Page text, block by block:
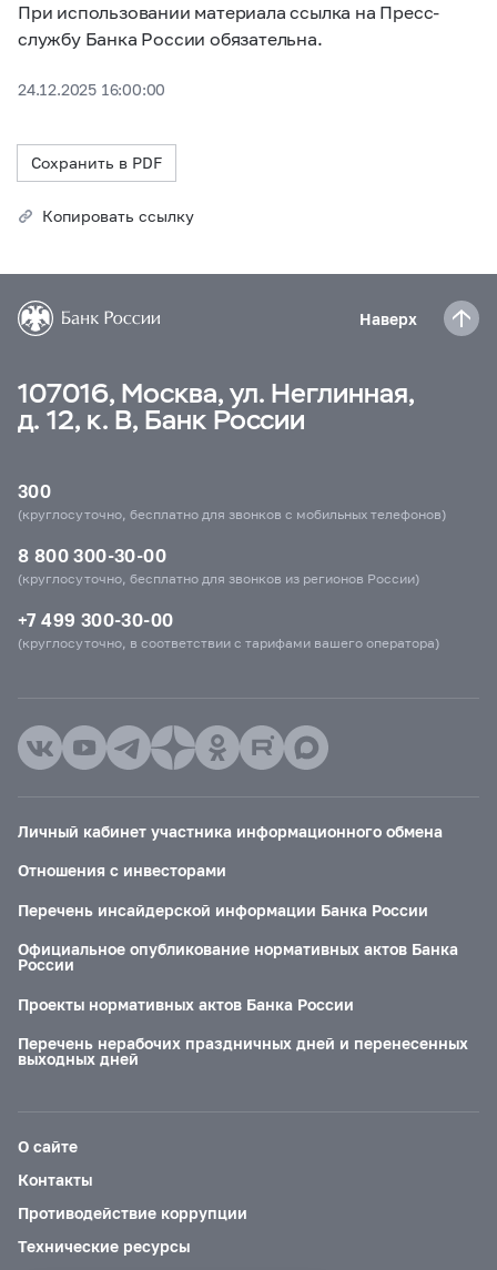
При использовании материала ссылка на Пресс-
службу Банка России обязательна.
24.12.2025 16:00:00
Сохранить в PDF
Копировать ссылку
Наверх
107016, Москва, ул. Неглинная,
д. 12, к. В, Банк России
300
(круглосуточно, бесплатно для звонков с мобильных телефонов)
8 800 300-30-00
(круглосуточно, бесплатно для звонков из регионов России)
+7 499 300-30-00
(круглосуточно, в соответствии с тарифами вашего оператора)
Личный кабинет участника информационного обмена
Отношения с инвесторами
Перечень инсайдерской информации Банка России
Официальное опубликование нормативных актов Банка
России
Проекты нормативных актов Банка России
Перечень нерабочих праздничных дней и перенесенных
выходных дней
О сайте
Контакты
Противодействие коррупции
Технические ресурсы